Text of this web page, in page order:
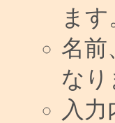
ます
名前
なり
入